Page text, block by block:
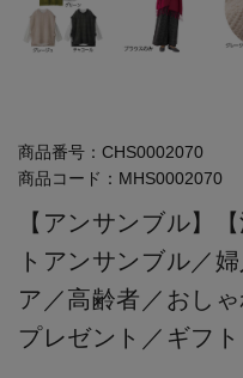
商品番号： CHS0002070
商品コード： MHS0002070
【アンサンブル】
トアンサンブル／
ア／高齢者／おし
プレゼント／ギフ